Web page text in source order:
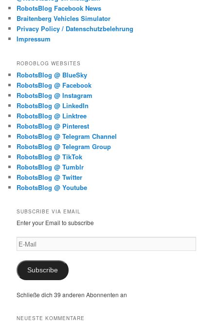
RobotsBlog Facebook News
Braitenberg Vehicles Simulator
Privacy Policy / Datenschutzbelehrung
Impressum
ROBOBLOG WEBSITES
RobotsBlog @ BlueSky
RobotsBlog @ Facebook
RobotsBlog @ Instagram
RobotsBlog @ LinkedIn
RobotsBlog @ Linktree
RobotsBlog @ Pinterest
RobotsBlog @ Telegram Channel
RobotsBlog @ Telegram Group
RobotsBlog @ TikTok
RobotsBlog @ Tumblr
RobotsBlog @ Twitter
RobotsBlog @ Youtube
SUBSCRIBE VIA EMAIL
Enter your Email to subscribe
E-
Mail
Subscribe
Schließe dich 39 anderen Abonnenten an
NEUESTE KOMMENTARE